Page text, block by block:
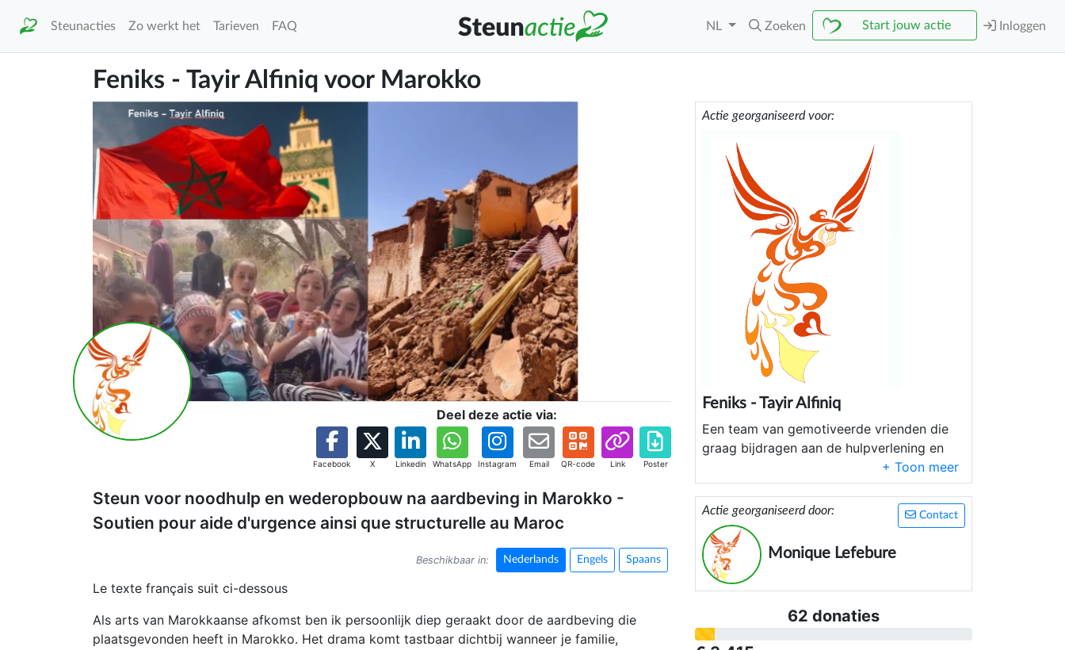
Steunacties Zo werkt het Tarieven FAQ NL Zoeken Start jouw actie Inloggen
Feniks - Tayir Alfiniq voor Marokko
Deel deze actie via:
Facebook X Linkedin WhatsApp Instagram Email QR-code Link Poster
Steun voor noodhulp en wederopbouw na aardbeving in Marokko -
Soutien pour aide d'urgence ainsi que structurelle au Maroc
Beschikbaar in: Nederlands Engels Spaans
Le texte français suit ci-dessous
Als arts van Marokkaanse afkomst ben ik persoonlijk diep geraakt door de aardbeving die
plaatsgevonden heeft in Marokko. Het drama komt tastbaar dichtbij wanneer je familie,
Actie georganiseerd voor:
Feniks - Tayir Alfiniq
Een team van gemotiveerde vrienden die
graag bijdragen aan de hulpverlening en
wederopbouw van Marokko na de
aardbeving
Contact
Actie georganiseerd door:
Monique Lefebure
62 donaties